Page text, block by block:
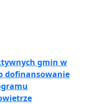
gmin w
dofinansowanie